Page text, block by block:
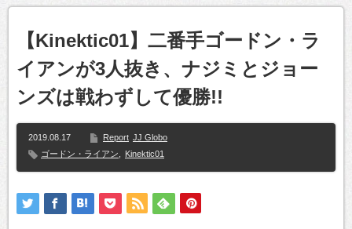
【Kinektic01】二番手ゴードン・ラ
イアンが3人抜き、ナジミとジョー
ンズは戦わずして優勝!!
2019.08.17 Report JJ Globo
ゴードン・ライアン
Kinektic01